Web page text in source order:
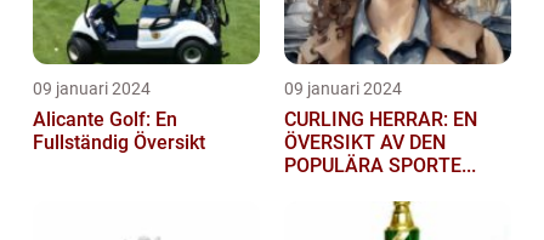
09 januari 2024
Alicante Golf: En
Fullständig Översikt
09 januari 2024
CURLING HERRAR: EN
ÖVERSIKT AV DEN
POPULÄRA SPORTE...